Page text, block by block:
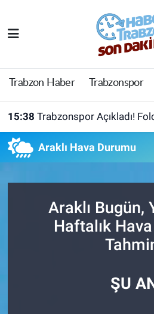
Trabzon Haber Trabzonspor
15:38 Trabzonspor Açıkladı!
Araklı Hava Durumu
Araklı Bugün,
Haftalık
ŞU
Trabzon Haber
Trabzonspor
Perde Arkası
Trabzon Nöbetçi
Trabzon Hava Durumu
Tüm Manşetler
Son Dakika Haberleri